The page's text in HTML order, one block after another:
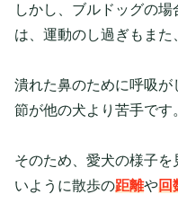
しかし、ブルドッグの
は、運動のし過ぎもまた
潰れた鼻のために呼吸が
節が他の犬より苦手です
そのため、愛犬の様子を
いように散歩の距離や回